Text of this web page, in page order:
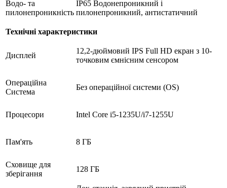
Водо- та
пилонепроникність
IP65 Водонепроникний і
пилонепроникний, антистатичний
Технічні характеристики
Дисплей
12,2-дюймовий IPS Full HD екран з 10-
точковим ємнісним сенсором
Операційна
Система
Без операційної системи (OS)
Процесори Intel Core i5-1235U/i7-1255U
Пам'ять 8 ГБ
Сховище для
зберігання
128 ГБ